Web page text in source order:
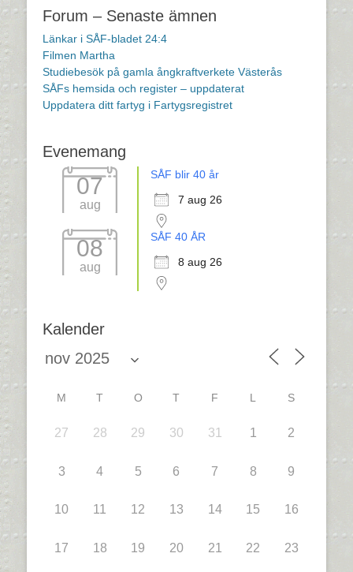
Forum – Senaste ämnen
Länkar i SÅF-bladet 24:4
Filmen Martha
Studiebesök på gamla ångkraftverkete Västerås
SÅFs hemsida och register – uppdaterat
Uppdatera ditt fartyg i Fartygsregistret
Evenemang
07
aug
SÅF blir 40 år
7 aug 26
08
aug
SÅF 40 ÅR
8 aug 26
Kalender
M T O T F L S
27 28 29 30 31 1 2
3 4 5 6 7 8 9
10 11 12 13 14 15 16
17 18 19 20 21 22 23